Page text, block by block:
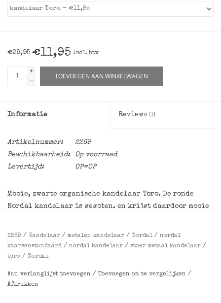
€29,95 €11,95 Incl. btw
+
-
TOEVOEGEN AAN WINKELWAGEN
Informatie Reviews (1)
Artikelnummer:
2269
Beschikbaarheid:
Op voorraad
Levertijd:
OP=OP
Mooie, zwarte organische kandelaar Toro. De ronde
Nordal kandelaar is gegoten, en krijgt daardoor mooie
kandelaar.
Afmetingen:⌀13,5 xH8,5 cm
2269 / Kandelaar / metalen kandelaar / Nordal/ nordal
kaarsenstandaard / nordal kandelaar / stoer metaal kandelaar /
toro / Nordal
Aan verlanglijst toevoegen / Toevoegen om te vergelijken /
Afdrukken